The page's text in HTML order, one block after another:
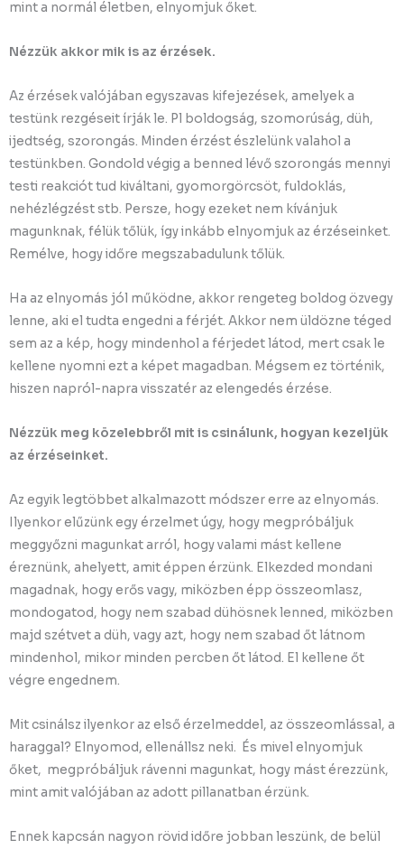
mint a normál életben, elnyomjuk őket.
Nézzük akkor mik is az érzések.
Az érzések valójában egyszavas kifejezések, amelyek a
testünk rezgéseit írják le. Pl boldogság, szomorúság, düh,
ijedtség, szorongás. Minden érzést észlelünk valahol a
testünkben. Gondold végig a benned lévő szorongás mennyi
testi reakciót tud kiváltani, gyomorgörcsöt, fuldoklás,
nehézlégzést stb. Persze, hogy ezeket nem kívánjuk
magunknak, félük tőlük, így inkább elnyomjuk az érzéseinket.
Remélve, hogy időre megszabadulunk tőlük.
Ha az elnyomás jól működne, akkor rengeteg boldog özvegy
lenne, aki el tudta engedni a férjét. Akkor nem üldözne téged
sem az a kép, hogy mindenhol a férjedet látod, mert csak le
kellene nyomni ezt a képet magadban. Mégsem ez történik,
hiszen napról-napra visszatér az elengedés érzése.
Nézzük meg közelebbről mit is csinálunk, hogyan kezeljük
az érzéseinket.
Az egyik legtöbbet alkalmazott módszer erre az elnyomás.
Ilyenkor elűzünk egy érzelmet úgy, hogy megpróbáljuk
meggyőzni magunkat arról, hogy valami mást kellene
éreznünk, ahelyett, amit éppen érzünk. Elkezded mondani
magadnak, hogy erős vagy, miközben épp összeomlasz,
mondogatod, hogy nem szabad dühösnek lenned, miközben
majd szétvet a düh, vagy azt, hogy nem szabad őt látnom
mindenhol, mikor minden percben őt látod. El kellene őt
végre engednem.
Mit csinálsz ilyenkor az első érzelmeddel, az összeomlással, a
haraggal? Elnyomod, ellenállsz neki. És mivel elnyomjuk
őket, megpróbáljuk rávenni magunkat, hogy mást érezzünk,
mint amit valójában az adott pillanatban érzünk.
Ennek kapcsán nagyon rövid időre jobban leszünk, de belül